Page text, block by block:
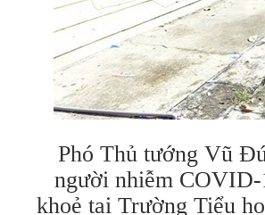
Phó Thủ tướng Vũ
người nhiễm COVID-
khoẻ tại Trường Tiểu